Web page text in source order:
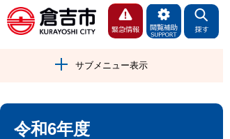
サブメニュー表示
令和6年度